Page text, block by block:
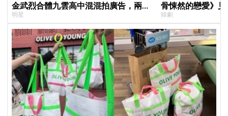
金武烈合體九雲高中混混拍廣告，兩人
嚇壞反應笑翻劇迷：根本番外篇！
明星
骨悚然的戀愛》
演技獲讚「信看演
韓劇